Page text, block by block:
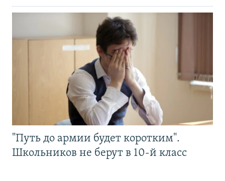
"Путь до армии будет коротким".
Школьников не берут в 10-й класс